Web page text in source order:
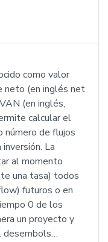
como valor
neto (en inglés net
(en inglés,
calcular el
número de flujos
La
al momento
una tasa) todos
futuros o en
0 de los
un proyecto y
desembols…